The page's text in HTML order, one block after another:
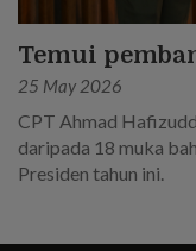
Temui
25 May 2026
CPT Ahmad
daripada 18 muka
Presiden tahun ini.